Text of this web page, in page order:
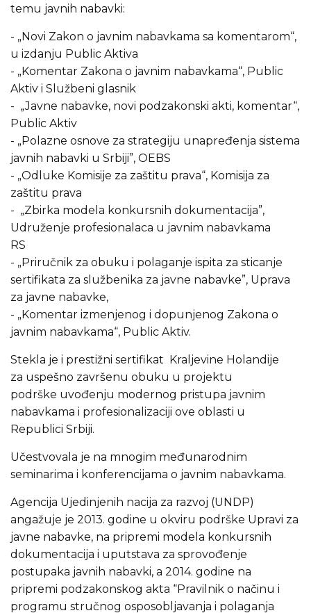
temu javnih nabavki:
- „Novi Zakon o javnim nabavkama sa komentarom“,
u izdanju Public Aktiva
- „Komentar Zakona o javnim nabavkama“, Public
Aktiv i Službeni glasnik
- „Javne nabavke, novi podzakonski akti, komentar“,
Public Aktiv
- „Polazne osnove za strategiju unapređenja sistema
javnih nabavki u Srbiji”, OEBS
- „Odluke Komisije za zaštitu prava“, Komisija za
zaštitu prava
- „Zbirka modela konkursnih dokumentacija”,
Udruženje profesionalaca u javnim nabavkama
RS
- „Priručnik za obuku i polaganje ispita za sticanje
sertifikata za službenika za javne nabavke”, Uprava
za javne nabavke,
- „Komentar izmenjenog i dopunjenog Zakona o
javnim nabavkama“, Public Aktiv.
Stekla je i prestižni sertifikat Kraljevine Holandije
za uspešno završenu obuku u projektu
podrške uvođenju modernog pristupa javnim
nabavkama i profesionalizaciji ove oblasti u
Republici Srbiji.
Učestvovala je na mnogim međunarodnim
seminarima i konferencijama o javnim nabavkama.
Agencija Ujedinjenih nacija za razvoj (UNDP)
angažuje je 2013. godine u okviru podrške Upravi za
javne nabavke, na pripremi modela konkursnih
dokumentacija i uputstava za sprovođenje
postupaka javnih nabavki, a 2014. godine na
pripremi podzakonskog akta “Pravilnik o načinu i
programu stručnog osposobljavanja i polaganja